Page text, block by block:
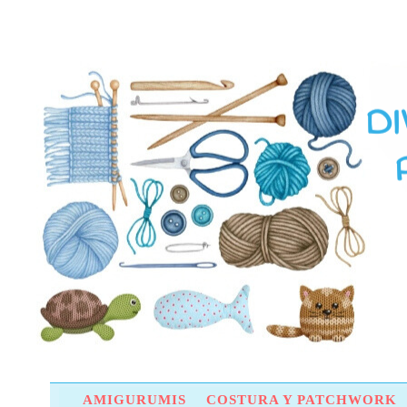
AMIGURUMIS COSTURA Y PATCHWORK